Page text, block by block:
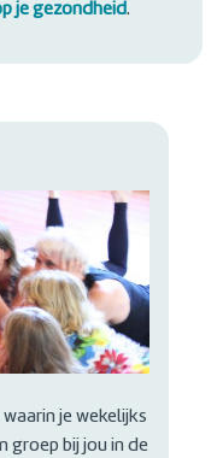
je gezondheid.
je wekelijks
groep bij jou in de